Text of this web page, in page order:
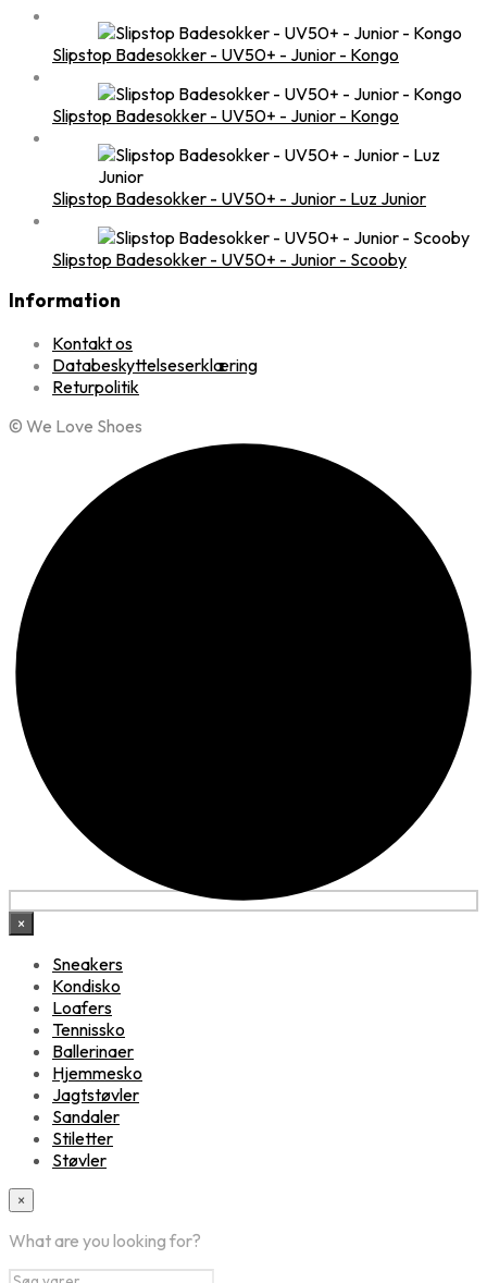
Slipstop Badesokker - UV50+ - Junior - Kongo
Slipstop Badesokker - UV50+ - Junior - Kongo
Slipstop Badesokker - UV50+ - Junior - Luz Junior
Slipstop Badesokker - UV50+ - Junior - Scooby
Information
Kontakt os
Databeskyttelseserklæring
Returpolitik
© We Love Shoes
×
Sneakers
Kondisko
Loafers
Tennissko
Ballerinaer
Hjemmesko
Jagtstøvler
Sandaler
Stiletter
Støvler
×
What are you looking for?